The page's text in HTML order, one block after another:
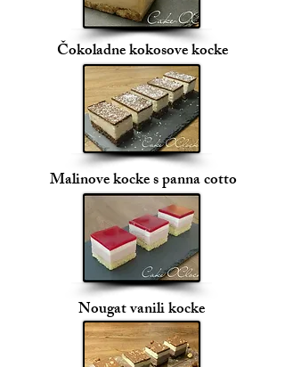
Nougat vanili kocke
Malinove kocke s panna cotto
Čokoladne kokosove kocke